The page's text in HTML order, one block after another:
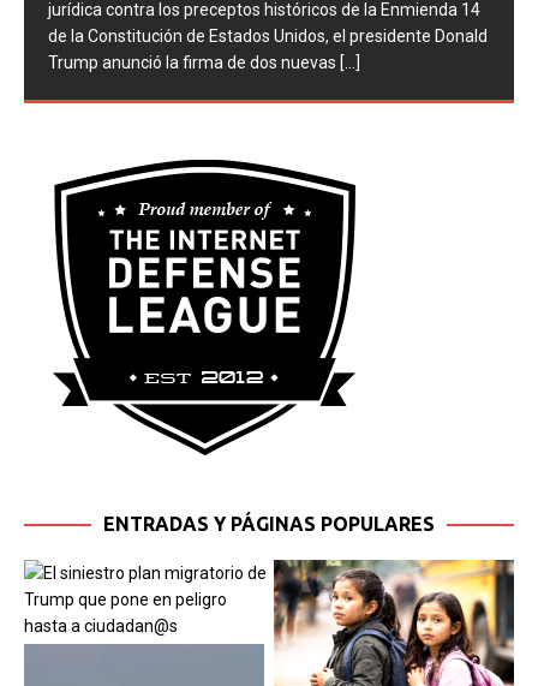
jurídica contra los preceptos históricos de la Enmienda 14
de la Constitución de Estados Unidos, el presidente Donald
Trump anunció la firma de dos nuevas [...]
ENTRADAS Y PÁGINAS POPULARES